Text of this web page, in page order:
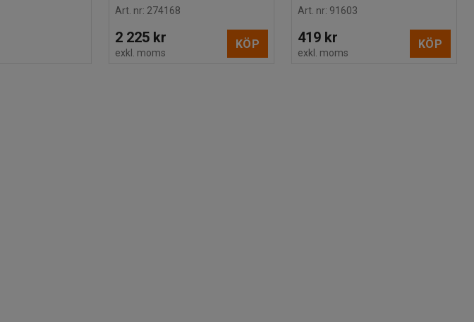
Art. nr: 274168
2 225 kr
exkl. moms
KÖP
Art. nr: 91603
419 kr
exkl. moms
KÖP